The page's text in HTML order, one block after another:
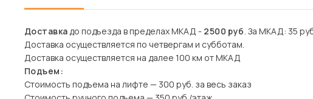
Доставкадо подъезда в пределах МКАД - 2500 руб. За МКАД: 35
Доставка осуществляется по четвергам и субботам.
Доставка осуществляется на далее 100 км от МКАД
Подъем:
Стоимость подъема на лифте — 300 руб. за весь заказ